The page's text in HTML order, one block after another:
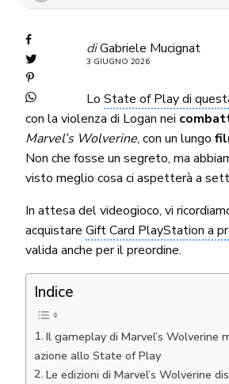
diGabriele Mucignat
3 GIUGNO 2026
Lo State of Play di
con la violenza di Logan nei
Marvel’s Wolverine, con un lungo
Non che fosse un segreto, ma
visto meglio cosa ci aspetterà a
In attesa del videogioco, vi
acquistare Gift Card PlayStation a
valida anche per il preordine.
Indice
Il gameplay di Marvel’s Wolverine
azione allo State of Play
Le edizioni di Marvel’s Wolverine